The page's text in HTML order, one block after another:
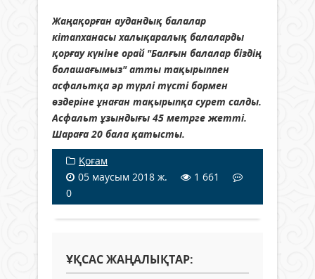
Жаңақорған аудандық балалар
кітапханасы халықаралық балаларды
қорғау күніне орай "Балғын балалар біздің
болашағымыз" атты тақырыппен
асфальтқа әр түрлі түсті бормен
өздеріне ұнаған тақырыпқа сурет салды.
Асфальт ұзындығы 45 метрге жетті.
Шараға 20 бала қатысты.
Қоғам
05 маусым 2018 ж.
1 661
0
ҰҚСАС ЖАҢАЛЫҚТАР: